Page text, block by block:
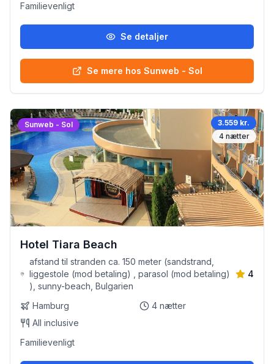
Familievenligt
Se detaljer
Se mere hos Sunweb - Sol
Sunweb - Sol
3.559 kr.
4 nætter
Hotel Tiara Beach
afstand til stranden ca. 150 meter (sandstrand,
liggestole (mod betaling) , parasol (mod betaling)
), sunny-beach, Bulgarien
4
Hamburg 4 nætter
All inclusive
Familievenligt